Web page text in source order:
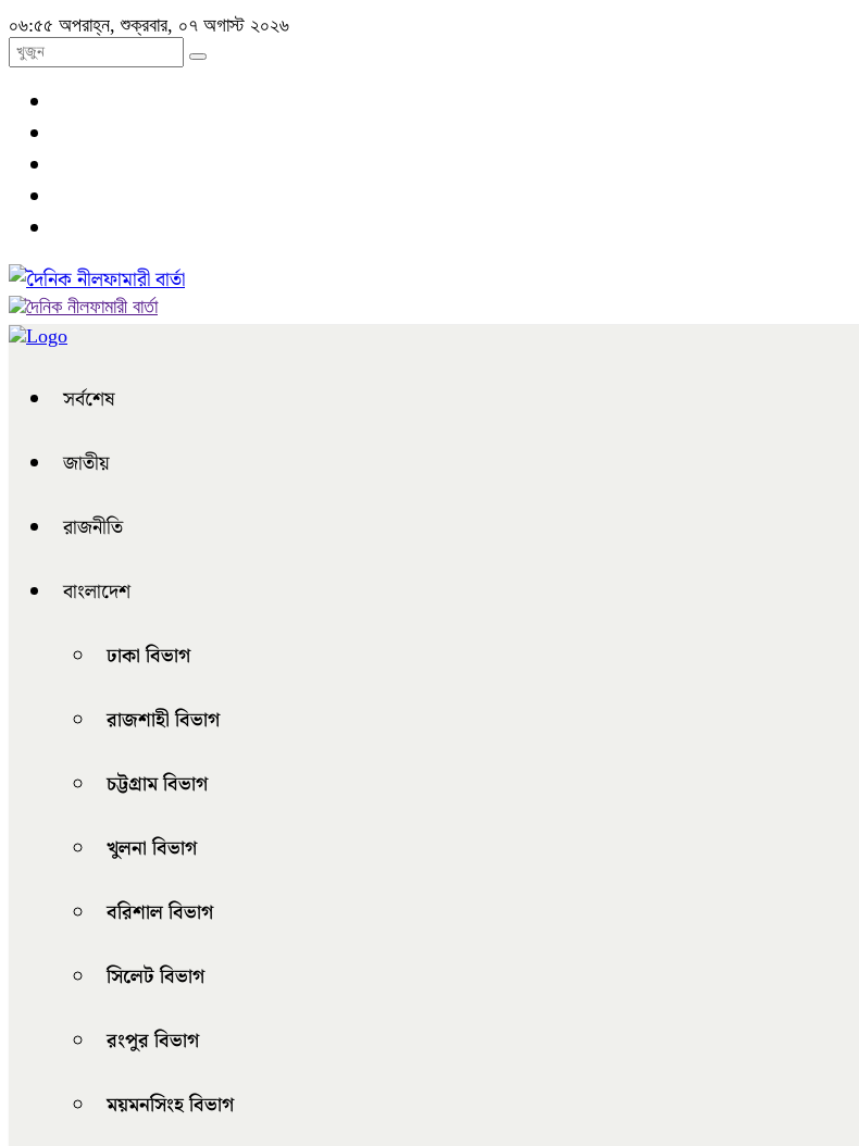
০৬:৫৫ অপরাহ্ন, শুক্রবার, ০৭ অগাস্ট ২০২৬
সর্বশেষ
জাতীয়
রাজনীতি
বাংলাদেশ
ঢাকা বিভাগ
রাজশাহী বিভাগ
চট্টগ্রাম বিভাগ
খুলনা বিভাগ
বরিশাল বিভাগ
সিলেট বিভাগ
রংপুর বিভাগ
ময়মনসিংহ বিভাগ